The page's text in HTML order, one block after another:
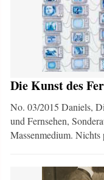
Die Kunst des
No. 03/2015 Daniels,
und Fernsehen,
Massenmedium.